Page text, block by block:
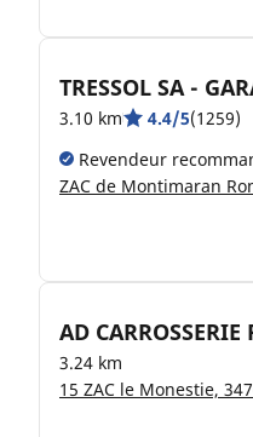
TRESSOL SA -
3.10 km 4.4/5(1259)
Revendeur
AD CARROSSERIE
3.24 km